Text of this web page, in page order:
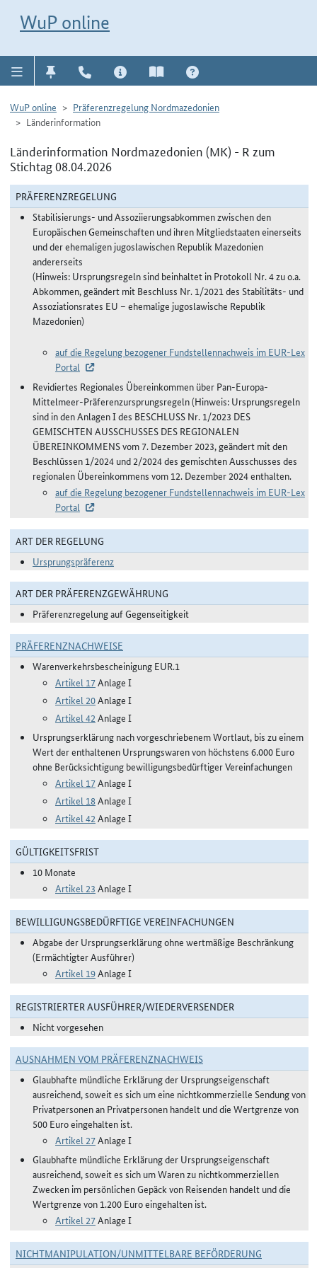
WuP online
WuP online
Präferenzregelung Nordmazedonien
Länderinformation
Länderinformation Nordmazedonien (MK) - R zum
Stichtag 08.04.2026
PRÄFERENZREGELUNG
Stabilisierungs- und Assoziierungsabkommen zwischen den
Europäischen Gemeinschaften und ihren Mitgliedstaaten einerseits
und der ehemaligen jugoslawischen Republik Mazedonien
andererseits
(Hinweis: Ursprungsregeln sind beinhaltet in Protokoll Nr. 4 zu o.a.
Abkommen, geändert mit Beschluss Nr. 1/2021 des Stabilitäts- und
Assoziationsrates EU – ehemalige jugoslawische Republik
Mazedonien)
auf die Regelung bezogener Fundstellennachweis im EUR-Lex
Portal
Revidiertes Regionales Übereinkommen über Pan-Europa-
Mittelmeer-Präferenzursprungsregeln (Hinweis: Ursprungsregeln
sind in den Anlagen I des BESCHLUSS Nr. 1/2023 DES
GEMISCHTEN AUSSCHUSSES DES REGIONALEN
ÜBEREINKOMMENS vom 7. Dezember 2023, geändert mit den
Beschlüssen 1/2024 und 2/2024 des gemischten Ausschusses des
regionalen Übereinkommens vom 12. Dezember 2024 enthalten.
auf die Regelung bezogener Fundstellennachweis im EUR-Lex
Portal
ART DER REGELUNG
Ursprungspräferenz
ART DER PRÄFERENZGEWÄHRUNG
Präferenzregelung auf Gegenseitigkeit
PRÄFERENZNACHWEISE
Warenverkehrsbescheinigung EUR.1
Artikel 17Anlage I
Artikel 20Anlage I
Artikel 42 Anlage I
Ursprungserklärung nach vorgeschriebenem Wortlaut, bis zu einem
Wert der enthaltenen Ursprungswaren von höchstens 6.000 Euro
ohne Berücksichtigung bewilligungsbedürftiger Vereinfachungen
Artikel 17Anlage I
Artikel 18Anlage I
Artikel 42 Anlage I
GÜLTIGKEITSFRIST
10 Monate
Artikel 23 Anlage I
BEWILLIGUNGSBEDÜRFTIGE VEREINFACHUNGEN
Abgabe der Ursprungserklärung ohne wertmäßige Beschränkung
(Ermächtigter Ausführer)
Artikel 19Anlage I
REGISTRIERTER AUSFÜHRER/WIEDERVERSENDER
Nicht vorgesehen
AUSNAHMEN VOM PRÄFERENZNACHWEIS
Glaubhafte mündliche Erklärung der Ursprungseigenschaft
ausreichend, soweit es sich um eine nichtkommerzielle Sendung von
Privatpersonen an Privatpersonen handelt und die Wertgrenze von
500 Euro eingehalten ist.
Artikel 27Anlage I
Glaubhafte mündliche Erklärung der Ursprungseigenschaft
ausreichend, soweit es sich um Waren zu nichtkommerziellen
Zwecken im persönlichen Gepäck von Reisenden handelt und die
Wertgrenze von 1.200 Euro eingehalten ist.
Artikel 27Anlage I
NICHTMANIPULATION/UNMITTELBARE BEFÖRDERUNG